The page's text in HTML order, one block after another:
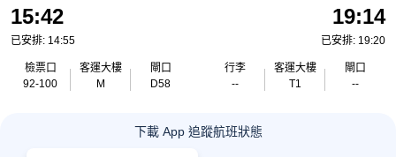
15:42
已安排: 14:55
檢票口
92-100
客運大樓
M
閘口
D58
19:14
已安排: 19:20
行李
--
客運大樓
T1
閘口
--
下載 App 追蹤航班狀態